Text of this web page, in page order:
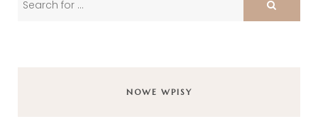
NOWE WPISY